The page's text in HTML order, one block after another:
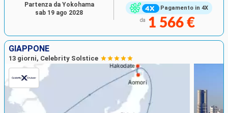
Pagamento in 4X
da 1 566 €
Partenza da Yokohama
sab 19 ago 2028
GIAPPONE
13 giorni, Celebrity Solstice